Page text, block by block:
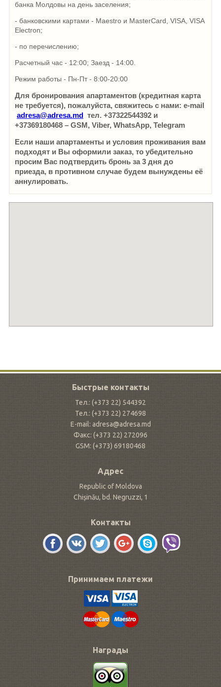
банка Молдовы на день заселения;
- банковскими картами - Maestro и MasterCard, VISA, VISA
Electron;
- по перечислению;
Расчетный час - 12:00; Заезд - 14:00.
Режим работы - Пн-Пт - 8:00-20:00
Для бронирования апартаментов (кредитная карта
не требуется), пожалуйста, свяжитесь с нами: e-mail
adresa@adresa.mdтел. +37322544392 и
+37369180468 – GSM, Viber, WhatsApp, Telegram
Если наши апартаменты и условия проживания вам
подходят и Вы оформили заказ, то убедительно
просим Вас подтвердить бронь за 3 дня до
приезда, в противном случае будем вынуждены её
аннулировать.
Быстрые контакты
Тел.: (+373 22) 544392
Тел.: (+373 22) 274698
E-mail: adresa@adresa.md
Факс: (+373 22) 272096
GSM: (+373) 69180468
Адрес
Republic of Moldova
Chișinău, bd. Negruzzi, 1
Контакты
Принимаем платежи
Награды